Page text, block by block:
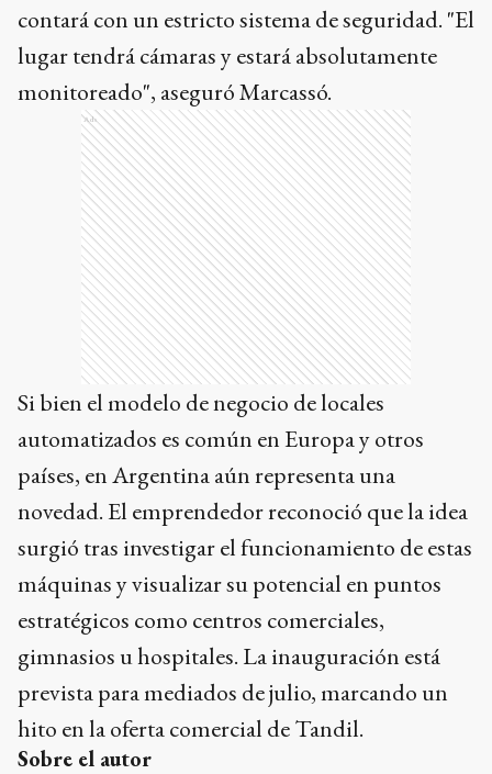
contará con un estricto sistema de seguridad. "El
lugar tendrá cámaras y estará absolutamente
monitoreado", aseguró Marcassó.
Ads
Si bien el modelo de negocio de locales
automatizados es común en Europa y otros
países, en Argentina aún representa una
novedad. El emprendedor reconoció que la idea
surgió tras investigar el funcionamiento de estas
máquinas y visualizar su potencial en puntos
estratégicos como centros comerciales,
gimnasios u hospitales. La inauguración está
prevista para mediados de julio, marcando un
hito en la oferta comercial de Tandil.
Sobre el autor